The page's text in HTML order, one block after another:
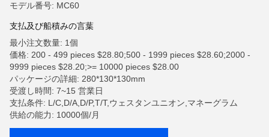
モデル番号: MC60
支払及び船積みの言葉
最小注文数量: 1個
価格: 200 - 499 pieces $28.80;500 - 1999 pieces $28.60;2000 -
9999 pieces $28.20;>= 10000 pieces $28.00
パッケージの詳細: 280*130*130mm
受渡し時間: 7~15 営業日
支払条件: L/C,D/A,D/P,T/T,ウェスタンユニオン,マネーグラム
供給の能力: 10000個/月